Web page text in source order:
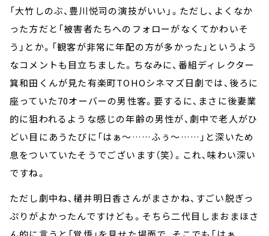
「大竹しのぶ、豊川悦司の演技がいい」。ただし、よくなか
った方だと「被害者たちへのフォローがなくてかわいそ
う」とか。「観客が非常に年配の方が多かった」というよう
なコメントも目立ちました。ちなみに、番組ディレクター
箕和田くんが見た有楽町TOHOシネマズ日劇では、後ろに
座っていた70オーバーの男性客。要するに、まさに後妻業
的に狙われるような感じの年齢の男性が、劇中で老人がひ
どい目にあうたびに「はぁ～……ふぅ～……」と深いため
息をついていたそうでございます（笑）。これ、味わい深い
ですね。
ただし劇中ね、樋井明日香さんがまさかね、すごい脱ぎっ
ぷりがよかったんですけども。そちら二代目しまおまほさ